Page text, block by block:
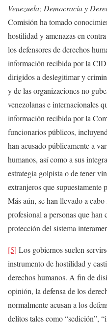
Venezuela; Democracia y
Comisión ha tomado
hostilidad y amenazas en
los defensores de derechos
información recibida por la
dirigidos a deslegitimar y
y de las organizaciones no
venezolanas e internacionales
información recibida por la
funcionarios públicos,
han acusado públicamente a
humanos, así como a sus
estrategia golpista o de tener
extranjeros que supuestamente
Más aún, se han llevado a
profesional a personas que
protección del sistema
[5] Los gobiernos suelen
instrumento de hostilidad y
derechos humanos. A fin de
opinión, la defensa de los
normalmente acusan a los
delitos tales como “sedición”,